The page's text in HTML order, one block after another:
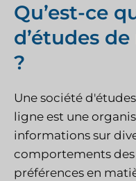
Qu’est-ce
d’études
?
Une société
ligne est une
informations sur
comportements
préférences en